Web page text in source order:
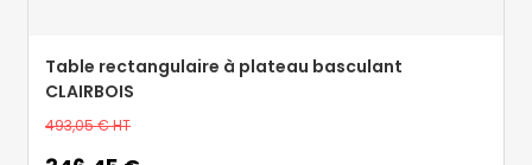
Table rectangulaire à plateau basculant
CLAIRBOIS
Prix
493,05 €HT